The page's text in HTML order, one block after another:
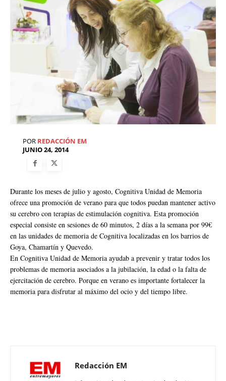
POR REDACCIÓN EM
JUNIO 24, 2014
Durante los meses de julio y agosto, Cognitiva Unidad de Memoria
ofrece una promoción de verano para que todos puedan mantener activo
su cerebro con terapias de estimulación cognitiva. Esta promoción
especial consiste en sesiones de 60 minutos, 2 días a la semana por 99€
en las unidades de memoria de Cognitiva localizadas en los barrios de
Goya, Chamartín y Quevedo.
En Cognitiva Unidad de Memoria ayudab a prevenir y tratar todos los
problemas de memoria asociados a la jubilación, la edad o la falta de
ejercitación de cerebro. Porque en verano es importante fortalecer la
memoria para disfrutar al máximo del ocio y del tiempo libre.
Redacción EM